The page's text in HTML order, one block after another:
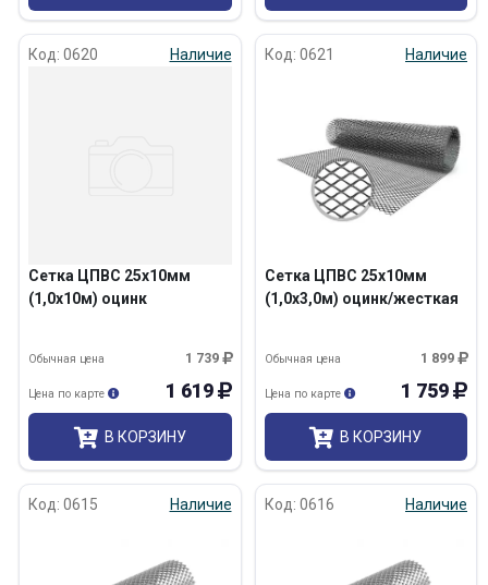
Код: 0620 Наличие
Сетка ЦПВС 25х10мм
(1,0х10м) оцинк
1 739
Обычная цена
1 619
Цена по карте
В КОРЗИНУ
Код: 0621 Наличие
Сетка ЦПВС 25х10мм
(1,0х3,0м) оцинк/жесткая
1 899
Обычная цена
1 759
Цена по карте
В КОРЗИНУ
Код: 0615 Наличие Код: 0616 Наличие